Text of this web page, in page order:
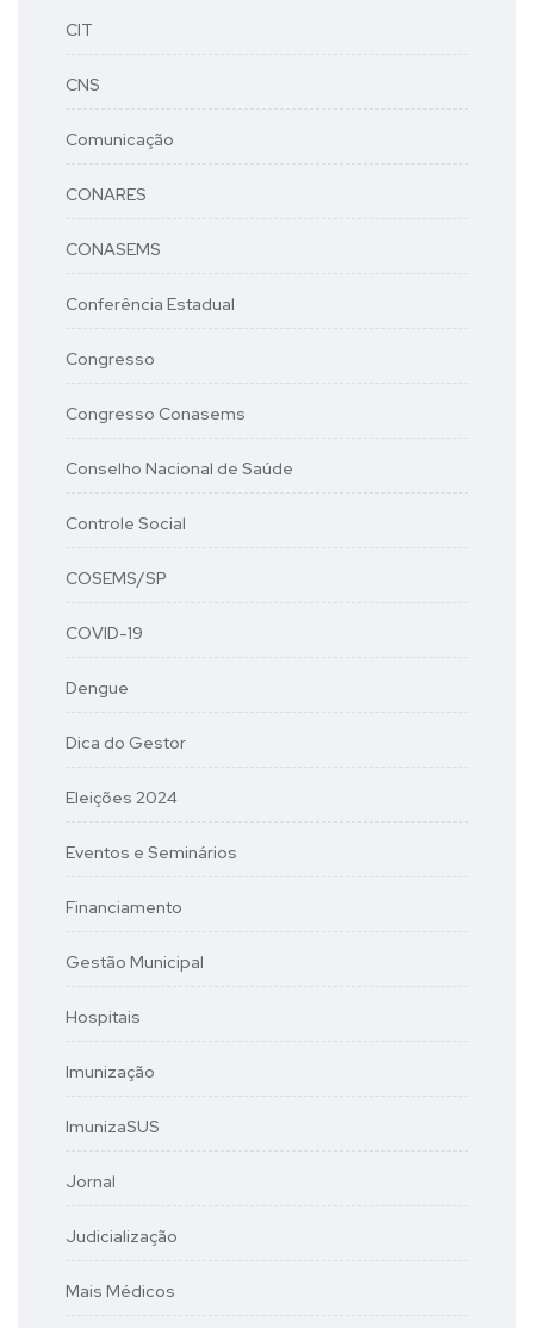
CIT
CNS
Comunicação
CONARES
CONASEMS
Conferência Estadual
Congresso
Congresso Conasems
Conselho Nacional de Saúde
Controle Social
COSEMS/SP
COVID-19
Dengue
Dica do Gestor
Eleições 2024
Eventos e Seminários
Financiamento
Gestão Municipal
Hospitais
Imunização
ImunizaSUS
Jornal
Judicialização
Mais Médicos